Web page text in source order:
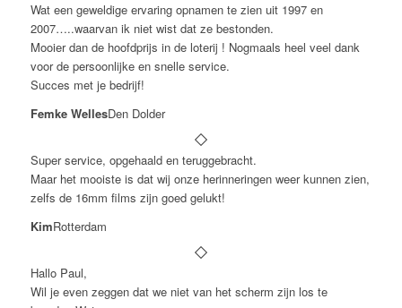
Wat een geweldige ervaring opnamen te zien uit 1997 en
2007…..waarvan ik niet wist dat ze bestonden.
Mooier dan de hoofdprijs in de loterij ! Nogmaals heel veel dank
voor de persoonlijke en snelle service.
Succes met je bedrijf!
Femke WellesDen Dolder
Super service, opgehaald en teruggebracht.
Maar het mooiste is dat wij onze herinneringen weer kunnen zien,
zelfs de 16mm films zijn goed gelukt!
KimRotterdam
Hallo Paul,
Wil je even zeggen dat we niet van het scherm zijn los te